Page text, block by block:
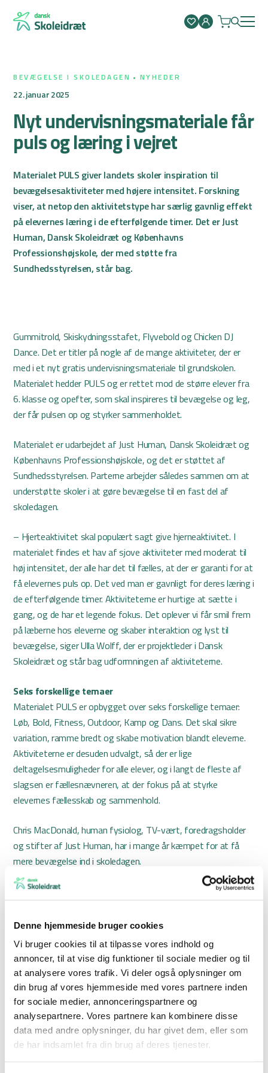
Denne hjemmeside bruger cookies
Vi bruger cookies til at tilpasse vores indhold og
annoncer, til at vise dig funktioner til sociale medier og til
at analysere vores trafik. Vi deler også oplysninger om
din brug af vores hjemmeside med vores partnere inden
for sociale medier, annonceringspartnere og
analysepartnere. Vores partnere kan kombinere disse
data med andre oplysninger, du har givet dem, eller som
de har indsamlet fra din brug af deres tjenester.
BEVÆGELSE I SKOLEDAGEN NYHEDER
22. januar 2025
Nyt undervisningsmateriale får
puls og læring i vejret
Materialet PULS giver landets skoler inspiration til
bevægelsesaktiviteter med højere intensitet. Forskning
viser, at netop den aktivitetstype har særlig gavnlig effekt
på elevernes læring i de efterfølgende timer. Det er Just
Human, Dansk Skoleidræt og Københavns
Professionshøjskole, der med støtte fra
Sundhedsstyrelsen, står bag.
Gummitrold, Skiskydningsstafet, Flyvebold og Chicken DJ
Dance. Det er titler på nogle af de mange aktiviteter, der er
med i et nyt gratis undervisningsmateriale til grundskolen.
Materialet hedder PULS og er rettet mod de større elever fra
6. klasse og opefter, som skal inspireres til bevægelse og leg,
der får pulsen op og styrker sammenholdet.
Materialet er udarbejdet af Just Human, Dansk Skoleidræt og
Københavns Professionshøjskole, og det er støttet af
Sundhedsstyrelsen. Parterne arbejder således sammen om at
understøtte skoler i at gøre bevægelse til en fast del af
skoledagen.
– Hjerteaktivitet skal populært sagt give hjerneaktivitet. I
materialet findes et hav af sjove aktiviteter med moderat til
høj intensitet, der alle har det til fælles, at der er garanti for at
få elevernes puls op. Det ved man er gavnligt for deres læring i
de efterfølgende timer. Aktiviteterne er hurtige at sætte i
gang, og de har et legende fokus. Det oplever vi får smil frem
på læberne hos eleverne og skaber interaktion og lyst til
bevægelse, siger Ulla Wolff, der er projektleder i Dansk
Skoleidræt og står bag udformningen af aktiviteterne.
Seks forskellige temaer
Materialet PULS er opbygget over seks forskellige temaer:
Løb, Bold, Fitness, Outdoor, Kamp og Dans. Det skal sikre
variation, ramme bredt og skabe motivation blandt eleverne.
Aktiviteterne er desuden udvalgt, så der er lige
deltagelsesmuligheder for alle elever, og i langt de fleste af
slagsen er fællesnævneren, at der fokus på at styrke
elevernes fællesskab og sammenhold.
Chris MacDonald, human fysiolog, TV-vært, foredragsholder
og stifter af Just Human, har i mange år kæmpet for at få
mere bevægelse ind i skoledagen.
– Det er en hård, men vigtig kamp for vores børn og unges
sundhedsskadeligt. Fordelene står i kø, når eleverne bevæger
sig mere i skoletiden. Bevægelse er gødning til deres hjerner
og på ingen måder spild af tid. Eleverne får nemmere ved at
koncentrere sig, lære nyt og huske stoffet. Deres humør bliver
bedre, og der opstår et helt særligt fællesskab, når de
bevæger sig sammen, siger Chris MacDonald.
Flere måder at prøve kræfter med PULS på
Det nye materiale kan bruges af skoler, der lægger PULS-tid
fast ind i skoledagen en eller flere gange om ugen, eller som